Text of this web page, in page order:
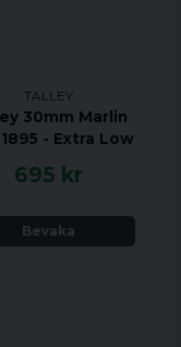
TALLEY
30mm Marlin
- Extra Low
695 kr
Bevaka